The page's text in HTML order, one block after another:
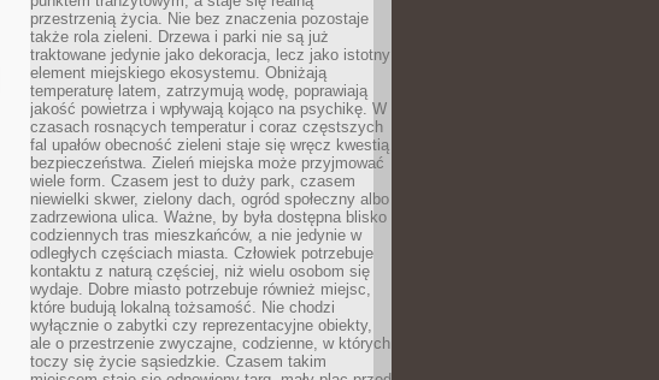
przestrzenią życia. Nie bez znaczenia pozostaje
także rola zieleni. Drzewa i parki nie są już
traktowane jedynie jako dekoracja, lecz jako istotny
element miejskiego ekosystemu. Obniżają
temperaturę latem, zatrzymują wodę, poprawiają
jakość powietrza i wpływają kojąco na psychikę. W
czasach rosnących temperatur i coraz częstszych
fal upałów obecność zieleni staje się wręcz kwestią
bezpieczeństwa. Zieleń miejska może przyjmować
wiele form. Czasem jest to duży park, czasem
niewielki skwer, zielony dach, ogród społeczny albo
zadrzewiona ulica. Ważne, by była dostępna blisko
codziennych tras mieszkańców, a nie jedynie w
odległych częściach miasta. Człowiek potrzebuje
kontaktu z naturą częściej, niż wielu osobom się
wydaje. Dobre miasto potrzebuje również miejsc,
które budują lokalną tożsamość. Nie chodzi
wyłącznie o zabytki czy reprezentacyjne obiekty,
ale o przestrzenie zwyczajne, codzienne, w których
toczy się życie sąsiedzkie. Czasem takim